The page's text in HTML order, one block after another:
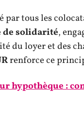
par tous les
de solidarité,
du loyer et des
renforce ce
hypothèque :